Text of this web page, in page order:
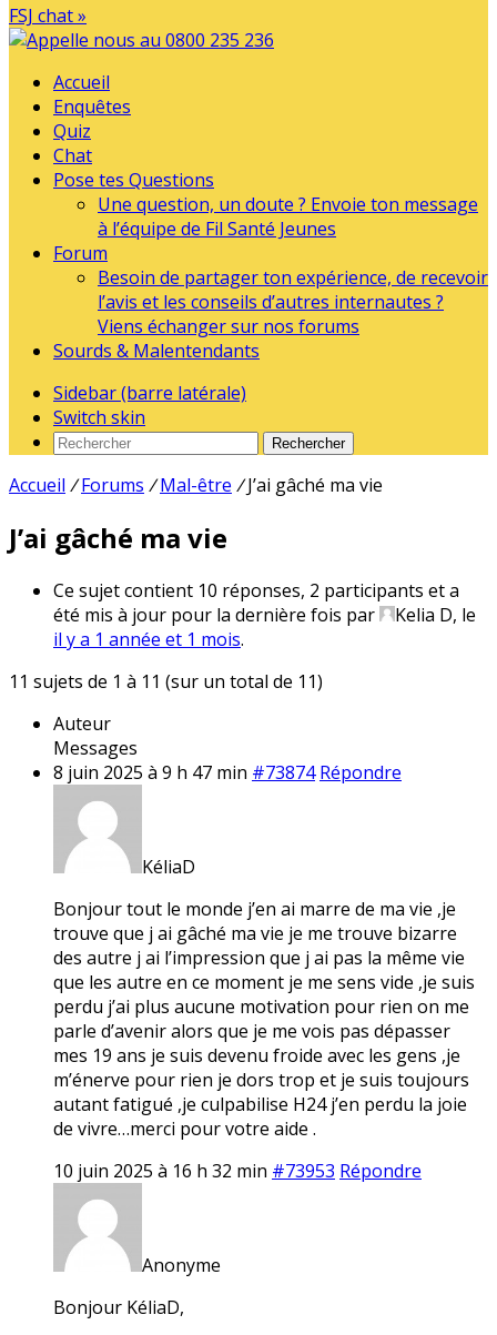
FSJ chat »
Accueil
Enquêtes
Quiz
Chat
Pose tes Questions
Une question, un doute ? Envoie ton message
à l’équipe de Fil Santé Jeunes
Forum
Besoin de partager ton expérience, de recevoir
l’avis et les conseils d’autres internautes ?
Viens échanger sur nos forums
Sourds & Malentendants
Sidebar (barre latérale)
Switch skin
Rechercher
Accueil / Forums / Mal-être / J’ai gâché ma vie
J’ai gâché ma vie
Ce sujet contient 10 réponses, 2 participants et a
été mis à jour pour la dernière fois par
Kelia D, le
il y a 1 année et 1 mois.
11 sujets de 1 à 11 (sur un total de 11)
Auteur
Messages
8 juin 2025 à 9 h 47 min #73874 Répondre
KéliaD
Bonjour tout le monde j’en ai marre de ma vie ,je
trouve que j ai gâché ma vie je me trouve bizarre
des autre j ai l’impression que j ai pas la même vie
que les autre en ce moment je me sens vide ,je suis
perdu j’ai plus aucune motivation pour rien on me
parle d’avenir alors que je me vois pas dépasser
mes 19 ans je suis devenu froide avec les gens ,je
m’énerve pour rien je dors trop et je suis toujours
autant fatigué ,je culpabilise H24 j’en perdu la joie
de vivre…merci pour votre aide .
10 juin 2025 à 16 h 32 min #73953 Répondre
Anonyme
Bonjour KéliaD,